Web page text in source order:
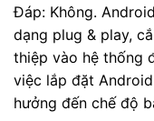
Đáp: Không.
dạng plug & play,
thiệp vào hệ thống
việc lắp đặt
hưởng đến chế độ